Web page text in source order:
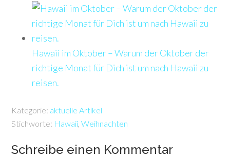
Hawaii im Oktober – Warum der Oktober der
richtige Monat für Dich ist um nach Hawaii zu
reisen.
Kategorie: aktuelle Artikel
Stichworte: Hawaii ,Weihnachten
Schreibe einen Kommentar